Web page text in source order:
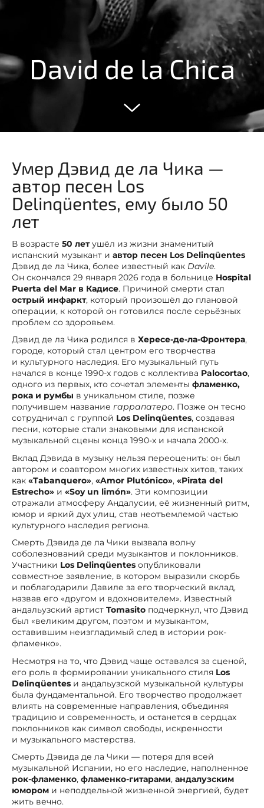
David de la Chica
Умер Дэвид де ла Чика —
автор песен Los
Delinqüentes, ему было 50
лет
В возрасте 50 летушёл из жизни знаменитый
испанский музыкант и автор песен Los Delinqüentes
Дэвид де ла Чика, более известный как Davile.
Он скончался 29 января 2026 года в больнице Hospital
Puerta del Mar в Кадисе. Причиной смерти стал
острый инфаркт, который произошёл до плановой
операции, к которой он готовился после серьёзных
проблем со здоровьем.
Дэвид де ла Чика родился в Хересе-де-ла-Фронтера,
городе, который стал центром его творчества
и культурного наследия. Его музыкальный путь
начался в конце 1990-х годов с коллектива Palocortao,
одного из первых, кто сочетал элементы фламенко,
рока и румбы в уникальном стиле, позже
получившем название гаррапатеро. Позже он тесно
сотрудничал с группой Los Delinqüentes, создавая
песни, которые стали знаковыми для испанской
музыкальной сцены конца 1990-х и начала 2000-х.
Вклад Дэвида в музыку нельзя переоценить: он был
автором и соавтором многих известных хитов, таких
как «Tabanquero», «Amor Plutónico», «Pirata del
Estrecho» и «Soy un limón». Эти композиции
отражали атмосферу Андалусии, её жизненный ритм,
юмор и яркий дух улиц, став неотъемлемой частью
культурного наследия региона.
Смерть Дэвида де ла Чики вызвала волну
соболезнований среди музыкантов и поклонников.
Участники Los Delinqüentes опубликовали
совместное заявление, в котором выразили скорбь
и поблагодарили Давиле за его творческий вклад,
назвав его «другом и вдохновителем». Известный
андальузский артист Tomasito подчеркнул, что Дэвид
был «великим другом, поэтом и музыкантом,
оставившим неизгладимый след в истории рок-
фламенко».
Несмотря на то, что Дэвид чаще оставался за сценой,
его роль в формировании уникального стиля Los
Delinqüentes и андальузской музыкальной культуры
была фундаментальной. Его творчество продолжает
влиять на современные направления, объединяя
традицию и современность, и останется в сердцах
поклонников как символ свободы, искренности
и музыкального мастерства.
Смерть Дэвида де ла Чики — потеря для всей
музыкальной Испании, но его наследие, наполненное
рок-фламенко, фламенко-гитарами, андалузским
юмором и неподдельной жизненной энергией, будет
жить вечно.